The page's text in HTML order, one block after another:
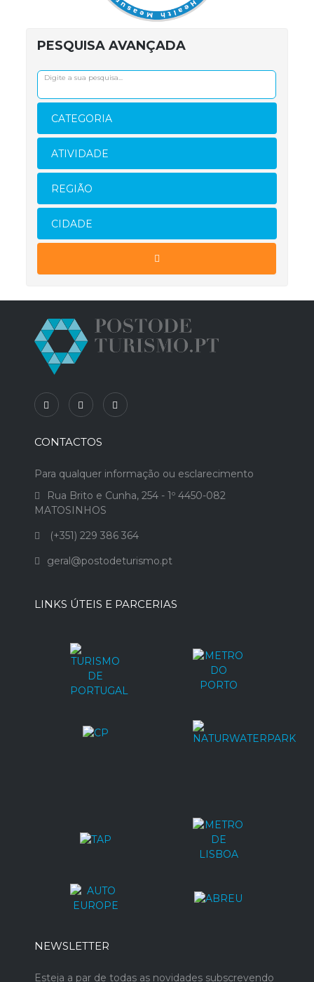
PESQUISA AVANÇADA
CATEGORIA
ATIVIDADE
REGIÃO
CIDADE
CONTACTOS
Para qualquer informação ou esclarecimento
Rua Brito e Cunha, 254 - 1º 4450-082
MATOSINHOS
(+351) 229 386 364
geral@postodeturismo.pt
LINKS ÚTEIS E PARCERIAS
NEWSLETTER
Esteja a par de todas as novidades subscrevendo